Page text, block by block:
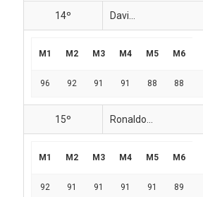
14º Davi...
M1 M2 M3 M4 M5 M6
96 92 91 91 88 88
15º Ronaldo...
M1 M2 M3 M4 M5 M6
92 91 91 91 91 89